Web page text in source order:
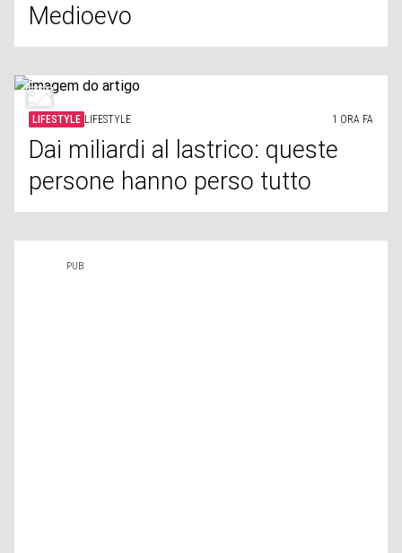
Medioevo
LIFESTYLE LIFESTYLE 1 ORA FA
Dai miliardi al lastrico: queste
persone hanno perso tutto